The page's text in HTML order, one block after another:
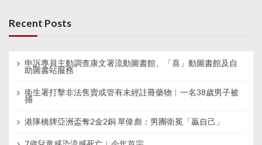
Recent Posts
申訴專員主動調查康文署流動圖書館、「喜」動圖書館及自
助圖書站服務
衞生署打擊非法售賣或管有未經註冊藥物︱一名38歲男子被
捕
港隊橋牌亞洲盃奪2金2銅 單偉彪：男團衛冕「贏自己」